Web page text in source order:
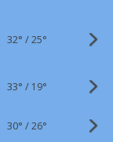
32° /25°
33° / 19°
30° /26°